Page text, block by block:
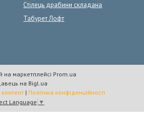
Стілець драбини складана
Табурет Лофт
на маркетплейсі Prom.ua
на Bigl.ua
| Політика конфіденційності
Language ▼